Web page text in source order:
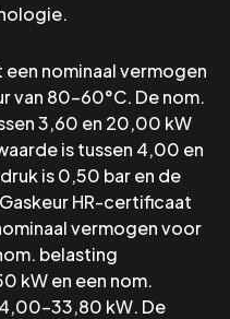
nominaal vermogen
van 80-60°C. De nom.
3,60 en 20,00 kW
is tussen 4,00 en
is 0,50 bar en de
HR-certificaat
vermogen voor
belasting
kW en een nom.
33,80 kW. De